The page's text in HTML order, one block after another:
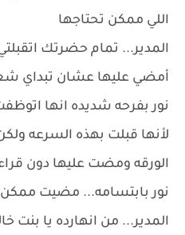
اللي ممكن تحتاجها
المدير... تمام حضرتك
أمضي عليها عشان تبداي
نور بفرحه شديده انها
لأنها قبلت بهذه السرعه
الورقه ومضت عليها دون
نور بابتسامه... مضيت
المدير... من انهارده يا بنت